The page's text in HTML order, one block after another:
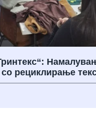
рециклирање